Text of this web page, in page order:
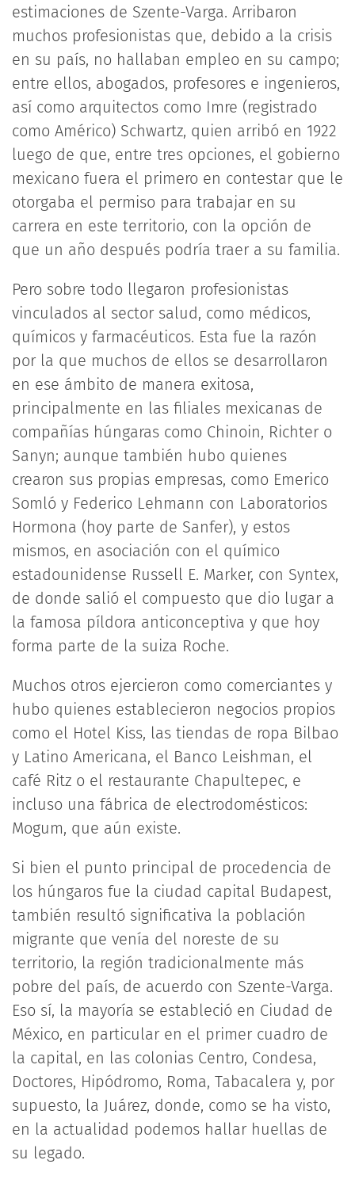
estimaciones de Szente-Varga. Arribaron
muchos profesionistas que, debido a la crisis
en su país, no hallaban empleo en su campo;
entre ellos, abogados, profesores e ingenieros,
así como arquitectos como Imre (registrado
como Américo) Schwartz, quien arribó en 1922
luego de que, entre tres opciones, el gobierno
mexicano fuera el primero en contestar que le
otorgaba el permiso para trabajar en su
carrera en este territorio, con la opción de
que un año después podría traer a su familia.
Pero sobre todo llegaron profesionistas
vinculados al sector salud, como médicos,
químicos y farmacéuticos. Esta fue la razón
por la que muchos de ellos se desarrollaron
en ese ámbito de manera exitosa,
principalmente en las filiales mexicanas de
compañías húngaras como Chinoin, Richter o
Sanyn; aunque también hubo quienes
crearon sus propias empresas, como Emerico
Somló y Federico Lehmann con Laboratorios
Hormona (hoy parte de Sanfer), y estos
mismos, en asociación con el químico
estadounidense Russell E. Marker, con Syntex,
de donde salió el compuesto que dio lugar a
la famosa píldora anticonceptiva y que hoy
forma parte de la suiza Roche.
Muchos otros ejercieron como comerciantes y
hubo quienes establecieron negocios propios
como el Hotel Kiss, las tiendas de ropa Bilbao
y Latino Americana, el Banco Leishman, el
café Ritz o el restaurante Chapultepec, e
incluso una fábrica de electrodomésticos:
Mogum, que aún existe.
Si bien el punto principal de procedencia de
los húngaros fue la ciudad capital Budapest,
también resultó significativa la población
migrante que venía del noreste de su
territorio, la región tradicionalmente más
pobre del país, de acuerdo con Szente-Varga.
Eso sí, la mayoría se estableció en Ciudad de
México, en particular en el primer cuadro de
la capital, en las colonias Centro, Condesa,
Doctores, Hipódromo, Roma, Tabacalera y, por
supuesto, la Juárez, donde, como se ha visto,
en la actualidad podemos hallar huellas de
su legado.